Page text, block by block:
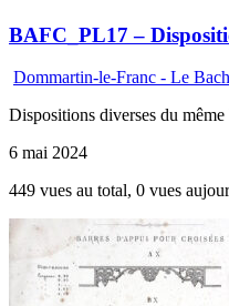
BAFC_PL17 –
Dommartin-le-Franc - Le
Dispositions diverses du même
6 mai 2024
449 vues au total, 0 vues